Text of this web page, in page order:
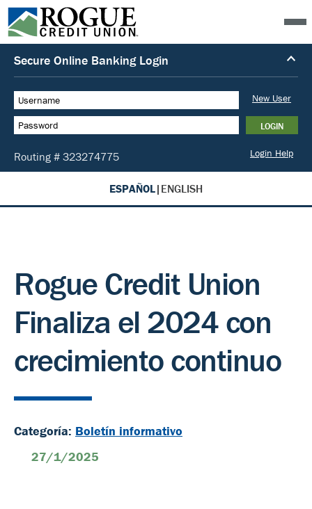
ESPAÑOL| ENGLISH
Rogue Credit Union
Finaliza el 2024 con
crecimiento continuo
Categoría: Boletín informativo
27/1/2025